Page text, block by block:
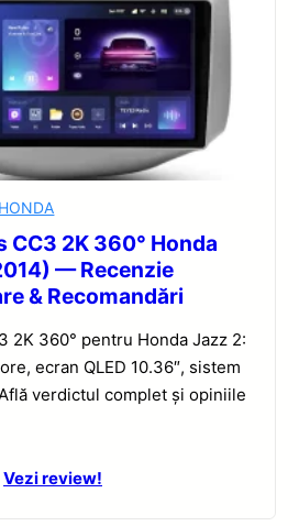
CC3 2K 360° Honda
— Recenzie
& Recomandări
2K 360° pentru Honda Jazz 2:
ecran QLED 10.36″, sistem
verdictul complet și opiniile
Vezi review!